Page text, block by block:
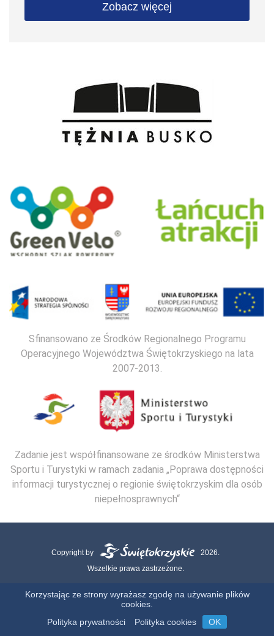
Zobacz więcej
Sfinansowano ze Środków Regionalnego Programu
Operacyjnego Województwa Świętokrzyskiego na lata
2007-2013.
Zadanie jest współfinansowane ze środków Ministerstwa
Sportu i Turystyki w ramach zadania „Poprawa dostępności
informacji turystycznej o regionie świętokrzyskim dla osób
niepełnosprawnych“
Copyright by
2026.
Wszelkie prawa zastrzeżone.
Korzystając ze strony wyrażasz zgodę na używanie plików
cookies.
Polityka prywatności
Polityka cookies OK